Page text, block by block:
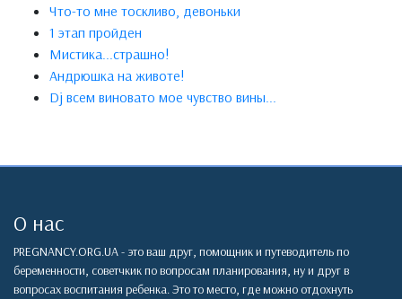
Что-то мне тоскливо, девоньки
1 этап пройден
Мистика...страшно!
Андрюшка на животе!
Dj всем виновато мое чувство вины...
О нас
PREGNANCY.ORG.UA - это ваш друг, помощник и путеводитель по
беременности, советчкик по вопросам планирования, ну и друг в
вопросах воспитания ребенка. Это то место, где можно отдохнуть